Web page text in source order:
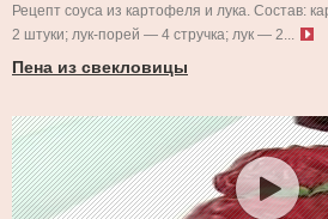
Рецепт соуса из картофеля и лука. Состав:
2 штуки; лук-порей — 4 стручка; лук — 2...
Пена из свекловицы